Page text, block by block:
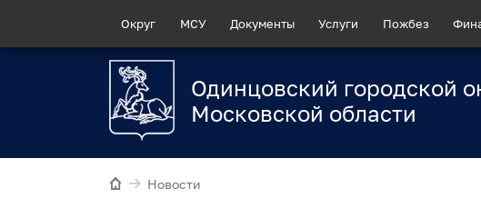
Округ МСУ Документы Услуги Пожбез
Одинцовский городской
Московской области
Новости